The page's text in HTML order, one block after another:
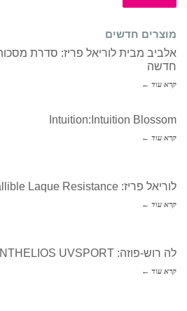
מוצרים חדשים
אלביב מבית לוריאל פריז: סדרת
חדשה
קרא עוד ←
Intuition:Intuition Blossom
קרא עוד ←
לוריאל פריז: Infallible Laque Resistance
קרא עוד ←
לה רוש-פוזה: ANTHELIOS UVSPORT
קרא עוד ←